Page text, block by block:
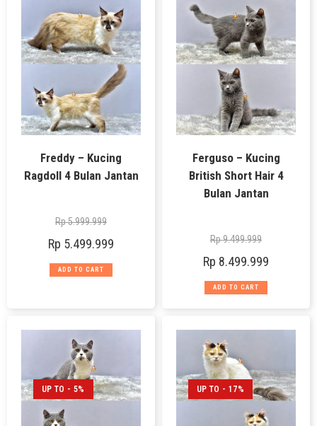
Freddy – Kucing
Ragdoll 4 Bulan Jantan
Rp5.999.999
Rp 5.499.999
ADD TO CART
Ferguso – Kucing
British Short Hair 4
Bulan Jantan
Rp9.499.999
Rp 8.499.999
ADD TO CART
UP TO - 5% UP TO - 17%